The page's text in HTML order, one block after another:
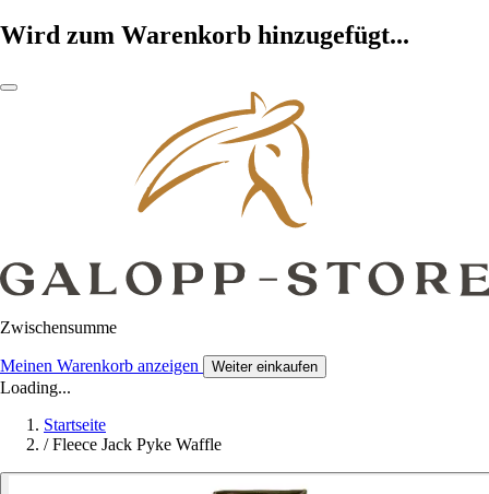
Wird zum Warenkorb hinzugefügt...
Zwischensumme
Meinen Warenkorb anzeigen Weiter einkaufen
Loading...
Startseite
/ Fleece Jack Pyke Waffle